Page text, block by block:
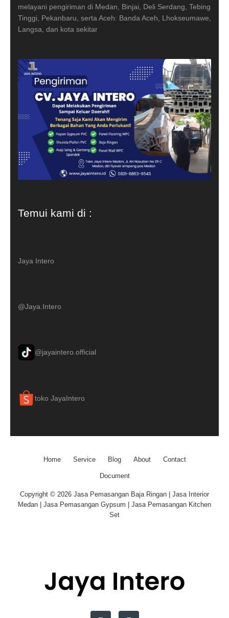
melayani pengiriman di Medan, Binjai, Deli Serdang, Tebing
Tinggi, Pekanbaru, serta Aceh: Banda Aceh, Lhokseumawe,
Langsa, dan kota sekitar
Temui kami di :
Jaya Intero
@Jaya.Intero
@jayaintero.official
toko JayaIntero
Home Service Blog About Contact
Document
Copyright © 2026 Jasa Pemasangan Baja Ringan | Jasa Interior
Medan | Jasa Pemasangan Gypsum | Jasa Pemasangan Kitchen
Set